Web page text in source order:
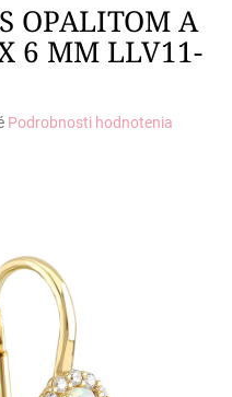
OPALITOM A
6 MM LLV11-
Podrobnosti hodnotenia